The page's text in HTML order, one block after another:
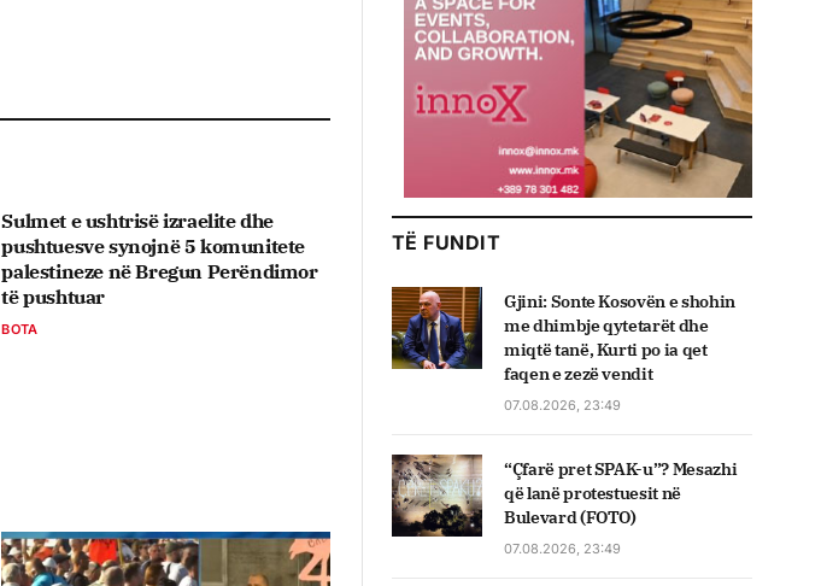
Sulmet e ushtrisë izraelite dhe
pushtuesve synojnë 5 komunitete
palestineze në Bregun Perëndimor
të pushtuar
BOTA
TË FUNDIT
Gjini: Sonte Kosovën e shohin
me dhimbje qytetarët dhe
miqtë tanë, Kurti po ia qet
faqen e zezë vendit
07.08.2026, 23:49
“Çfarë pret SPAK-u”? Mesazhi
që lanë protestuesit në
Bulevard (FOTO)
07.08.2026, 23:49